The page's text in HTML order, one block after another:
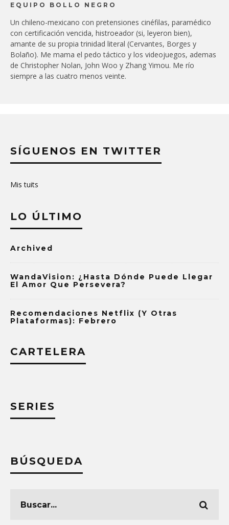
EQUIPO BOLLO NEGRO
Un chileno-mexicano con pretensiones cinéfilas, paramédico
con certificación vencida, histroeador (si, leyeron bien),
amante de su propia trinidad literal (Cervantes, Borges y
Bolaño). Me mama el pedo táctico y los videojuegos, ademas
de Christopher Nolan, John Woo y Zhang Yimou. Me río
siempre a las cuatro menos veinte.
SÍGUENOS EN TWITTER
Mis tuits
LO ÚLTIMO
Archived
WandaVision: ¿Hasta Dónde Puede Llegar
El Amor Que Persevera?
Recomendaciones Netflix (y Otras
Plataformas): Febrero
CARTELERA
SERIES
BÚSQUEDA